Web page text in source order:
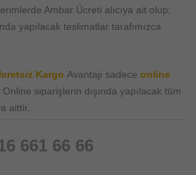
Ambar Ücreti alıcıya ait olup;
yapılacak teslimatlar tarafımızca
Kargo Avantajı sadece online
siparişlerin dışında yapılacak tüm
aittir.
661 66 66